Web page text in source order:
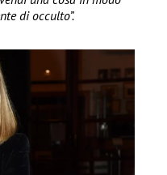
di occulto”.